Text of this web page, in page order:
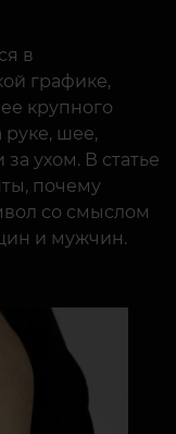
в
графике,
крупного
руке, шее,
ухом. В статье
почему
со смыслом
и мужчин.